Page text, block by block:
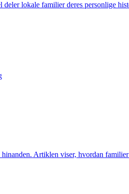
lokale familier deres personlige
Artiklen viser, hvordan